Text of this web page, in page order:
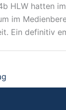
HLW hatten
im
Ein definitiv